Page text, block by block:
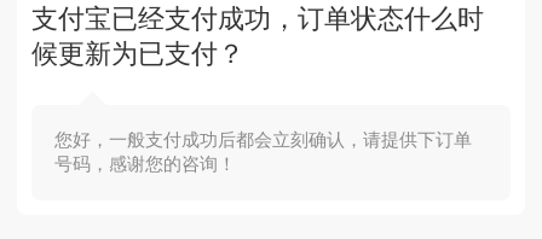
支付宝已经支付成功，订单状态什么时
候更新为已支付？
您好，一般支付成功后都会立刻确认，请提供下订单
号码，感谢您的咨询！